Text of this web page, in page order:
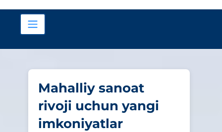
Mahalliy sanoat
rivoji uchun yangi
imkoniyatlar